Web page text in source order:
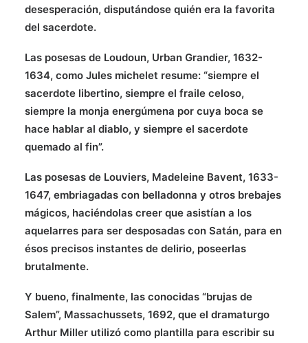
desesperación, disputándose quién era la favorita
del sacerdote.
Las posesas de Loudoun, Urban Grandier, 1632-
1634, como Jules michelet resume: “siempre el
sacerdote libertino, siempre el fraile celoso,
siempre la monja energúmena por cuya boca se
hace hablar al diablo, y siempre el sacerdote
quemado al fin”.
Las posesas de Louviers, Madeleine Bavent, 1633-
1647, embriagadas con belladonna y otros brebajes
mágicos, haciéndolas creer que asistían a los
aquelarres para ser desposadas con Satán, para en
ésos precisos instantes de delirio, poseerlas
brutalmente.
Y bueno, finalmente, las conocidas “brujas de
Salem”, Massachussets, 1692, que el dramaturgo
Arthur Miller utilizó como plantilla para escribir su